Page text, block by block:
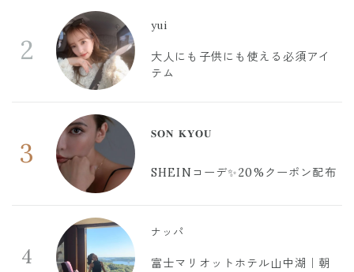
2
yui
大人にも子供にも使える必須アイ
テム
3
𝐒𝐎𝐍 𝐊𝐘𝐎𝐔
SHEINコーデ✨20%クーポン配布
4
ナッパ
富士マリオットホテル山中湖｜朝